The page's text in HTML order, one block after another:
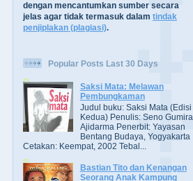
dengan mencantumkan sumber secara
jelas agar tidak termasuk dalam tindak
penjiplakan (plagiasi).
Popular Posts Last 30 Days
Saksi Mata: Melawan
Pembungkaman
Judul buku: Saksi Mata (Edisi
Kedua) Penulis: Seno Gumira
Ajidarma Penerbit: Yayasan
Bentang Budaya, Yogyakarta
Cetakan: Keempat, 2002 Tebal...
Bastian Tito dan Kenangan
Seorang Anak Kampung